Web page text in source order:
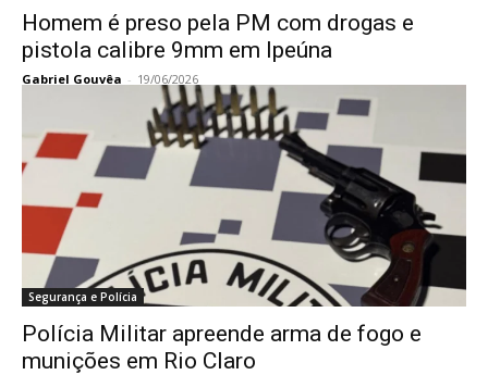
Homem é preso pela PM com drogas e
pistola calibre 9mm em Ipeúna
Gabriel Gouvêa - 19/06/2026
Segurança e Polícia
Polícia Militar apreende arma de fogo e
munições em Rio Claro